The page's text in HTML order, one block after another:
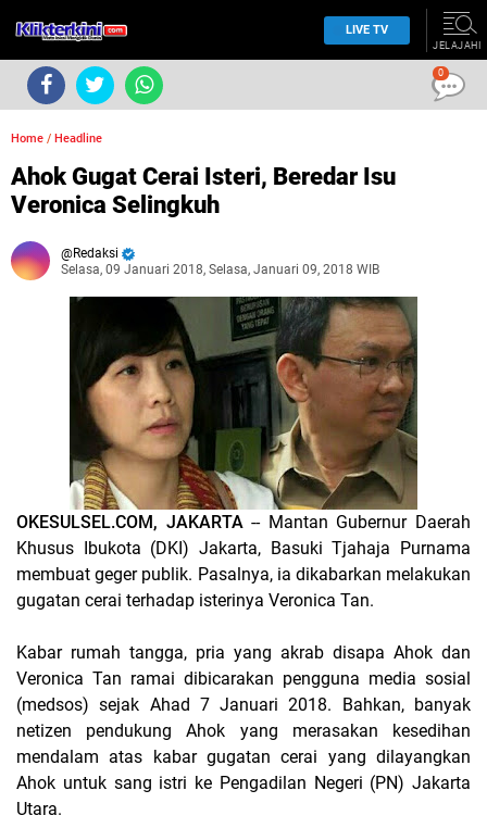
LIVE TV
JELAJAHI
Home / Headline
Ahok Gugat Cerai Isteri, Beredar Isu
Veronica Selingkuh
Redaksi
Selasa, 09 Januari 2018, Selasa, Januari 09, 2018 WIB
OKESULSEL.COM, JAKARTA-- Mantan Gubernur Daerah
Khusus Ibukota (DKI) Jakarta, Basuki Tjahaja Purnama
membuat geger publik. Pasalnya, ia dikabarkan melakukan
gugatan cerai terhadap isterinya Veronica Tan.
Kabar rumah tangga, pria yang akrab disapa Ahok dan
Veronica Tan ramai dibicarakan pengguna media sosial
(medsos) sejak Ahad 7 Januari 2018. Bahkan, banyak
netizen pendukung Ahok yang merasakan kesedihan
mendalam atas kabar gugatan cerai yang dilayangkan
Ahok untuk sang istri ke Pengadilan Negeri (PN) Jakarta
Utara.
0